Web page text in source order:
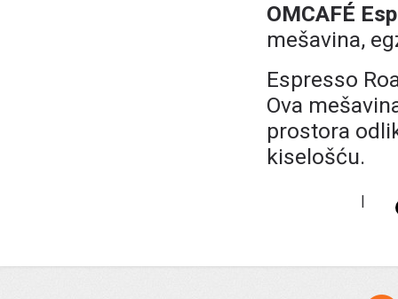
OMCAFÉ
mešavina,
Espresso
Ova
prostora
kiselošću.
|